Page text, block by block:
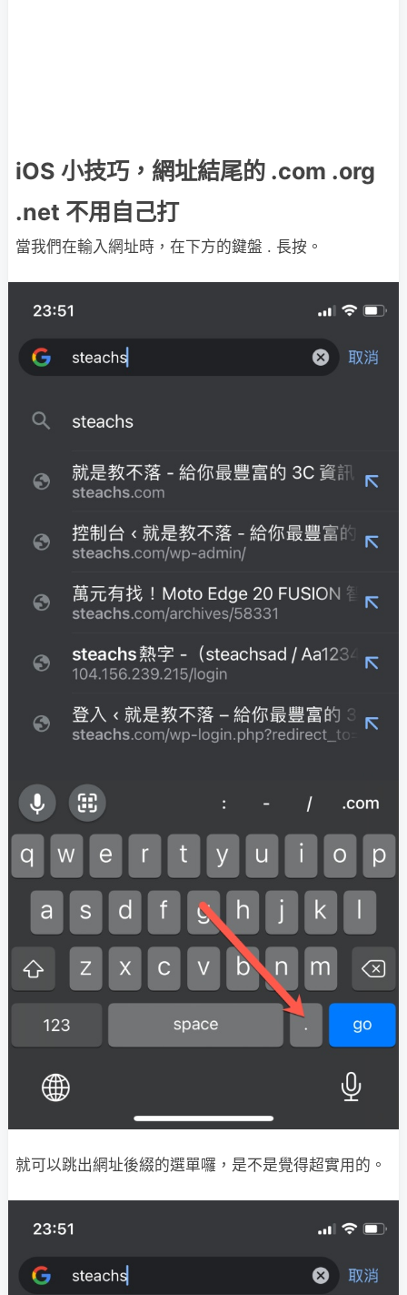
iOS 小技巧，網址結尾的 .com .org
.net 不用自己打
當我們在輸入網址時，在下方的鍵盤 . 長按。
就可以跳出網址後綴的選單囉，是不是覺得超實用的。